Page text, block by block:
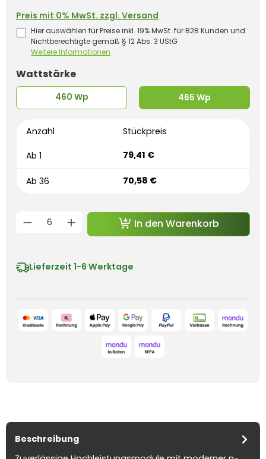
Anzahl Stückpreis
Ab 1 79,41 €
Ab 36 70,58 €
Preis mit 0% MwSt. zzgl. Versand
Hier auswählen für Preise inkl. 19% MwSt. für B2B Kunden und
Nichtberechtigte gemäß § 12 Abs. 3 UStG
Weitere Informationen
Lieferzeit 1-6 Werktage
Wattstärkeauswählen
460 Wp 465 Wp
Produkt Anzahl: Gib den
In den Warenkorb
Beschreibung